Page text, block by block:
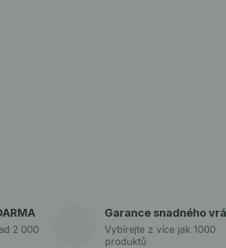
2 000
Garance snadného
Vybírejte z více jak 1000
produktů